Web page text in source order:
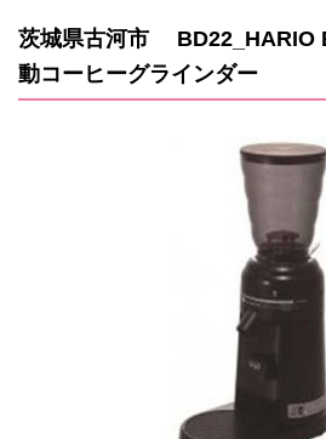
茨城県古河市 BD22_HARIO
動コーヒーグラインダー